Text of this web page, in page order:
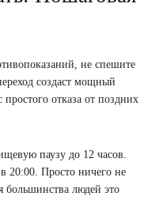
не спешите
создаст мощный
отказа от поздних
паузу до 12 часов.
20:00. Просто ничего не
большинства людей это